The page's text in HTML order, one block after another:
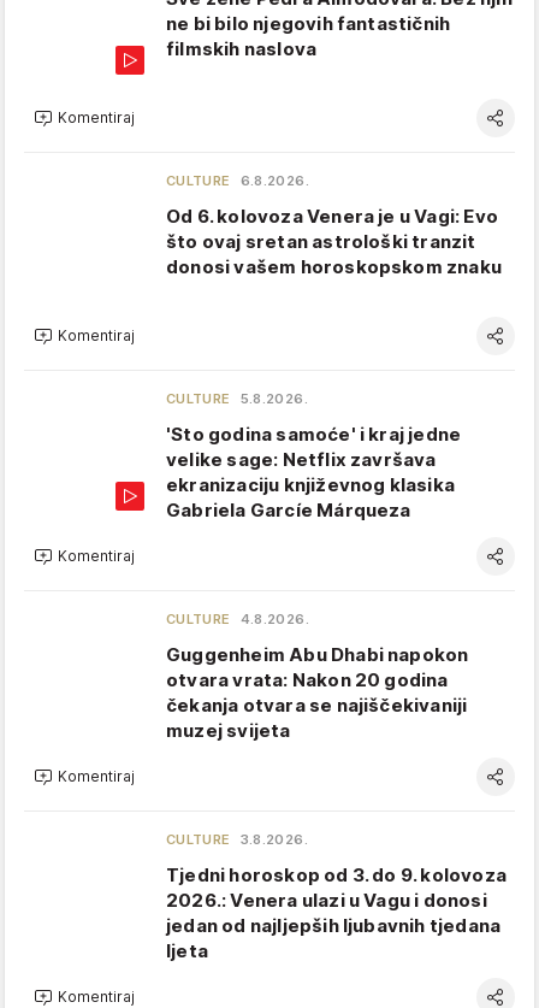
ne bi bilo njegovih fantastičnih
filmskih naslova
Komentiraj
CULTURE 6.8.2026.
Od 6. kolovoza Venera je u Vagi: Evo
što ovaj sretan astrološki tranzit
donosi vašem horoskopskom znaku
Komentiraj
CULTURE 5.8.2026.
'Sto godina samoće' i kraj jedne
velike sage: Netflix završava
ekranizaciju književnog klasika
Gabriela Garcíe Márqueza
Komentiraj
CULTURE 4.8.2026.
Guggenheim Abu Dhabi napokon
otvara vrata: Nakon 20 godina
čekanja otvara se najiščekivaniji
muzej svijeta
Komentiraj
CULTURE 3.8.2026.
Tjedni horoskop od 3. do 9. kolovoza
2026.: Venera ulazi u Vagu i donosi
jedan od najljepših ljubavnih tjedana
ljeta
Komentiraj